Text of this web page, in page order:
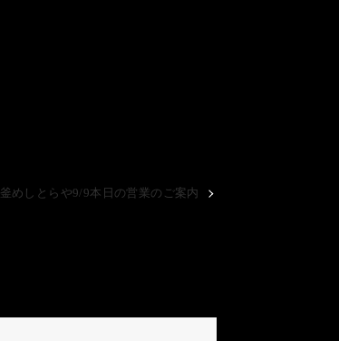
釜めしとらや9/9本日の営業のご案内